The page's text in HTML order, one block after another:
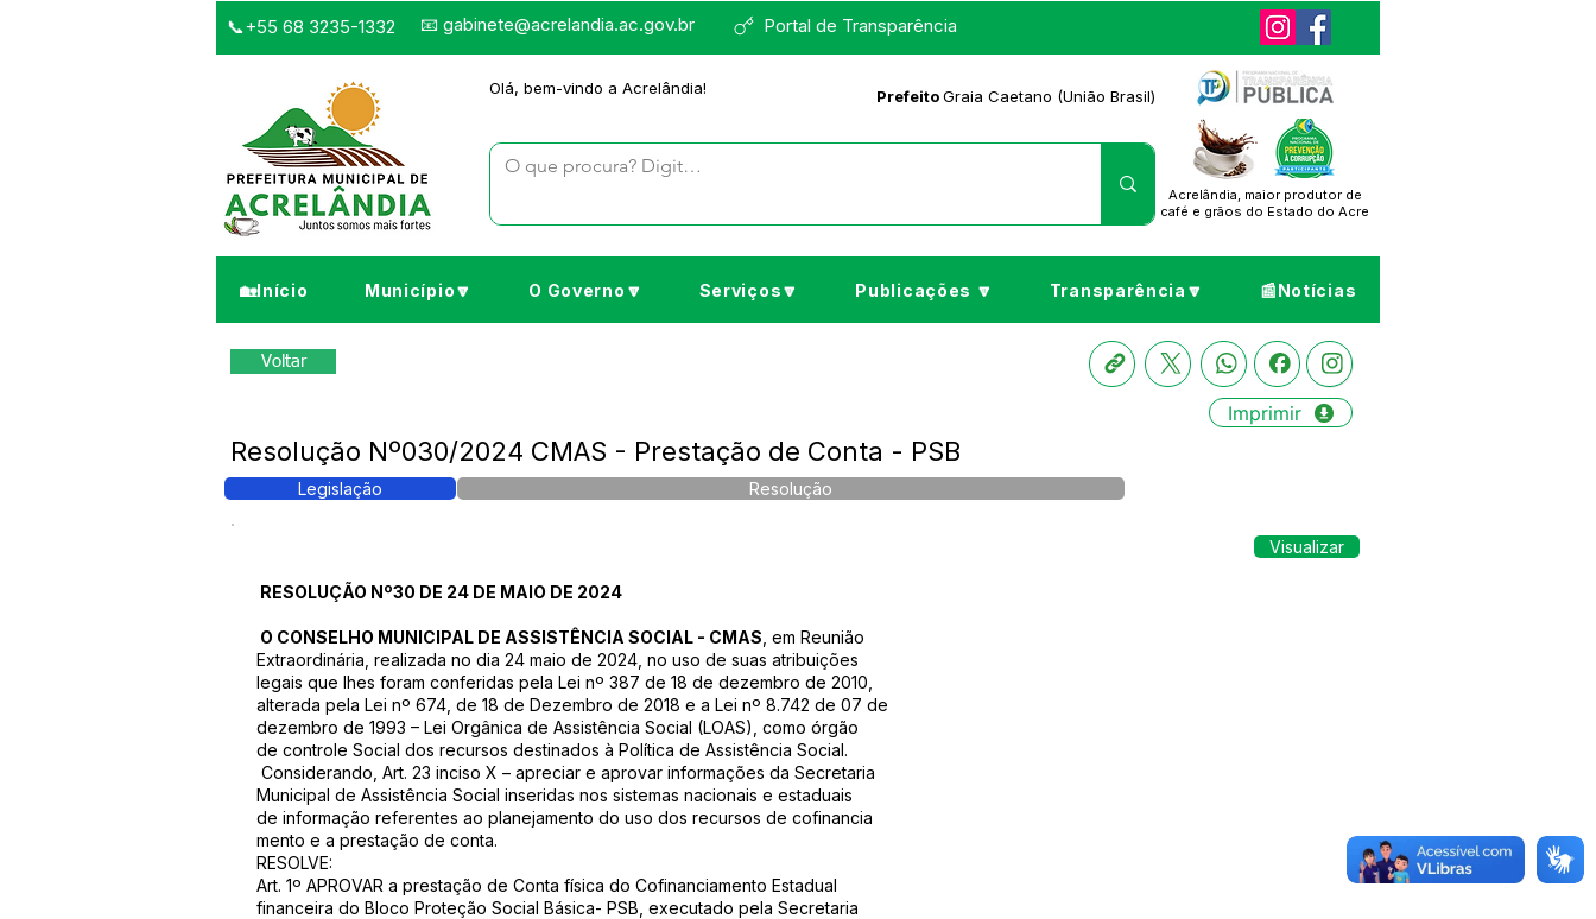
Portal de Transparência
📞+55 68 3235-1332 📧 gabinete@acrelandia.ac.gov.br
Olá, bem-vindo a Acrelândia! PrefeitoGraia Caetano (União Brasil)
Acrelândia, maior produtor de
café e grãos do Estado do Acre
🏡Início Município🔽 O Governo🔽 Serviços🔽 Publicações 🔽 Transparência🔽 📰Notícias
Voltar
Imprimir
Resolução Nº030/2024 CMAS - Prestação de Conta - PSB
Legislação Resolução
Visualizar
RESOLUÇÃO Nº30 DE 24 DE MAIO DE 2024
O CONSELHO MUNICIPAL DE ASSISTÊNCIA SOCIAL - CMAS , em Reunião
Extraordinária, realizada no dia 24 maio de 2024, no uso de suas atribuições
legais que lhes foram conferidas pela Lei nº 387 de 18 de dezembro de 2010,
alterada pela Lei nº 674, de 18 de Dezembro de 2018 e a Lei nº 8.742 de 07 de
dezembro de 1993 – Lei Orgânica de Assistência Social (LOAS), como órgão
de controle Social dos recursos destinados à Política de Assistência Social.
Considerando, Art. 23 inciso X – apreciar e aprovar informações da Secretaria
Municipal de Assistência Social inseridas nos sistemas nacionais e estaduais
de informação referentes ao planejamento do uso dos recursos de cofinancia
mento e a prestação de conta.
RESOLVE:
Art. 1º APROVAR a prestação de Conta física do Cofinanciamento Estadual
financeira do Bloco Proteção Social Básica- PSB, executado pela Secretaria